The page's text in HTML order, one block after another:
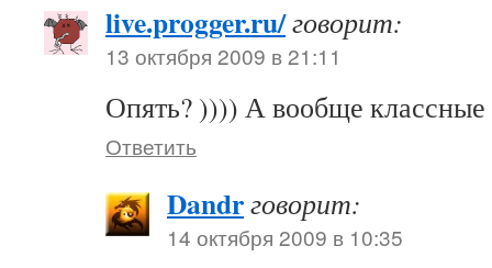
live.progger.ru/говорит:
13 октября 2009 в 21:11
Опять? )))) А вообще классные
Ответить
Dandrговорит:
14 октября 2009 в 10:35